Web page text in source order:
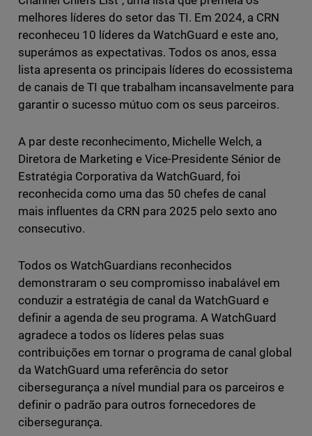
melhores líderes do setor das TI. Em 2024, a CRN
reconheceu 10 líderes da WatchGuard e este ano,
superámos as expectativas. Todos os anos, essa
lista apresenta os principais líderes do ecossistema
de canais de TI que trabalham incansavelmente para
garantir o sucesso mútuo com os seus parceiros.
A par deste reconhecimento, Michelle Welch, a
Diretora de Marketing e Vice-Presidente Sénior de
Estratégia Corporativa da WatchGuard, foi
reconhecida como uma das 50 chefes de canal
mais influentes da CRN para 2025 pelo sexto ano
consecutivo.
Todos os WatchGuardians reconhecidos
demonstraram o seu compromisso inabalável em
conduzir a estratégia de canal da WatchGuard e
definir a agenda de seu programa. A WatchGuard
agradece a todos os líderes pelas suas
contribuições em tornar o programa de canal global
da WatchGuard uma referência do setor
cibersegurança a nível mundial para os parceiros e
definir o padrão para outros fornecedores de
cibersegurança.